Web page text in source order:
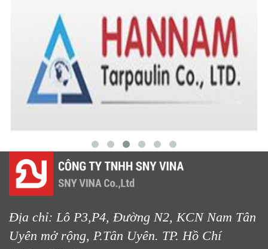
LƯỚI HÀNG RÀO HÌNH CHỮ NHẬT
Địa chỉ: Lô P3,P4, Đường N2, KCN Nam Tân
Uyên mở rộng, P.Tân Uyên. TP. Hồ Chí